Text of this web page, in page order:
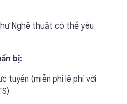
Nghệ thuật có thể yêu
bị:
tuyến (miễn phí lệ phí với